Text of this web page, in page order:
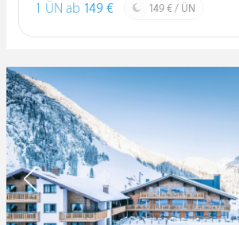
1 ÜN ab 149 € 149 € / ÜN